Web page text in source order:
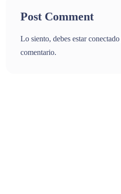
Post Comment
Lo siento, debes estarconectado
comentario.